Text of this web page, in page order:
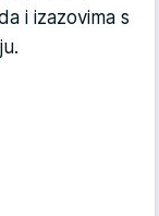
i izazovima s